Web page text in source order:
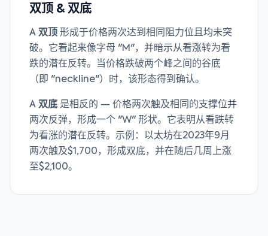
双顶 & 双底
A 双顶 形成于价格两次达到相同阻力位且均未突
破。它看起来像字母 "M"，并暗示从看涨转为看
跌的潜在反转。当价格跌破两个峰之间的谷底
（即 "neckline"）时，该形态得到确认。
A 双底 是相反的 — 价格两次触及相同的支撑位并
两次反弹，形成一个 "W" 形状。它表明从看跌转
为看涨的潜在反转。示例：以太坊在2023年9月
两次触及$1,700，形成双底，并在随后几周上涨
至$2,100。